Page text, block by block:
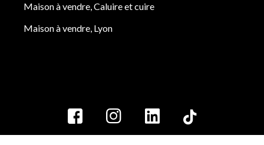
Maison à vendre, Caluire et cuire
Maison à vendre, Lyon